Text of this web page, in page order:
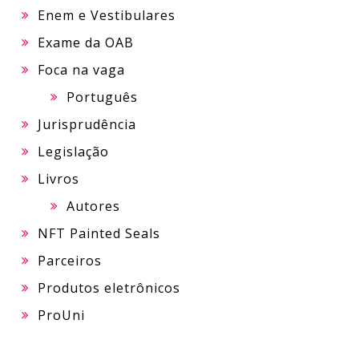
Enem e Vestibulares
Exame da OAB
Foca na vaga
Português
Jurisprudência
Legislação
Livros
Autores
NFT Painted Seals
Parceiros
Produtos eletrônicos
ProUni